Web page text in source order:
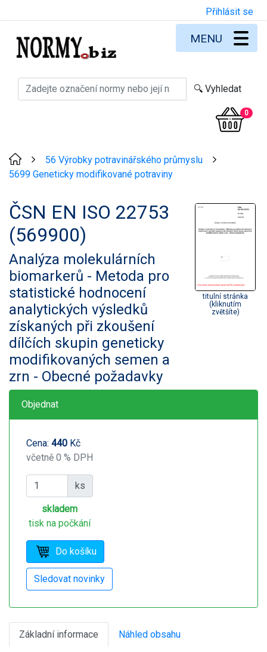
Přihlásit se
0
MENU
56 Výrobky potravinářského průmyslu
5699 Geneticky modifikované potraviny
ČSN EN ISO 22753
(569900)
Analýza molekulárních
biomarkerů - Metoda pro
statistické hodnocení
analytických výsledků
získaných při zkoušení
dílčích skupin geneticky
modifikovaných semen a
zrn - Obecné požadavky
titulní stránka
(kliknutím
zvětšíte)
Objednat
Cena: 440 Kč
včetně 0 % DPH
ks
skladem
tisk na počkání
Základní informace Náhled obsahu